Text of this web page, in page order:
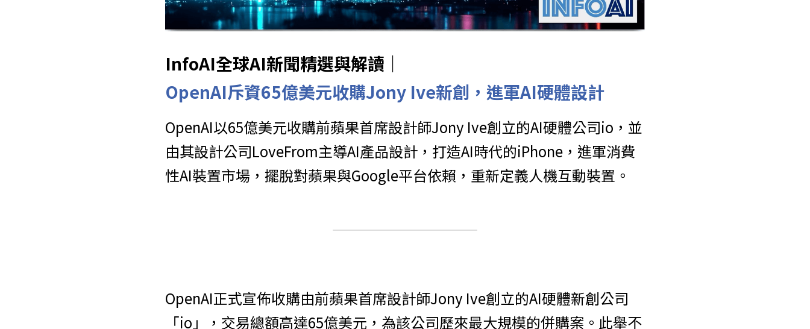
InfoAI全球AI新聞精選與解讀｜
OpenAI斥資65億美元收購Jony Ive新創，進軍AI硬體設計
OpenAI以65億美元收購前蘋果首席設計師Jony Ive創立的AI硬體公司io，並
由其設計公司LoveFrom主導AI產品設計，打造AI時代的iPhone，進軍消費
性AI裝置市場，擺脫對蘋果與Google平台依賴，重新定義人機互動裝置。
OpenAI正式宣佈收購由前蘋果首席設計師Jony Ive創立的AI硬體新創公司
「io」，交易總額高達65億美元，為該公司歷來最大規模的併購案。此舉不